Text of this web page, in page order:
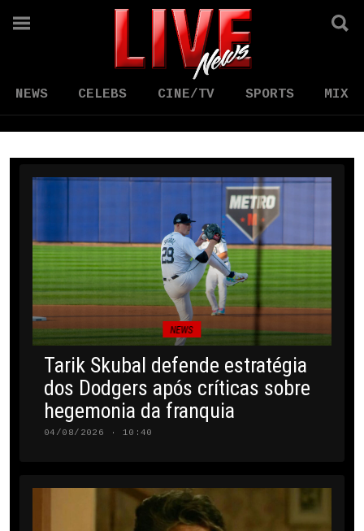
NEWS CELEBS CINE/TV SPORTS MIX
NEWS
Tarik Skubal defende estratégia
dos Dodgers após críticas sobre
hegemonia da franquia
04/08/2026 · 10:40